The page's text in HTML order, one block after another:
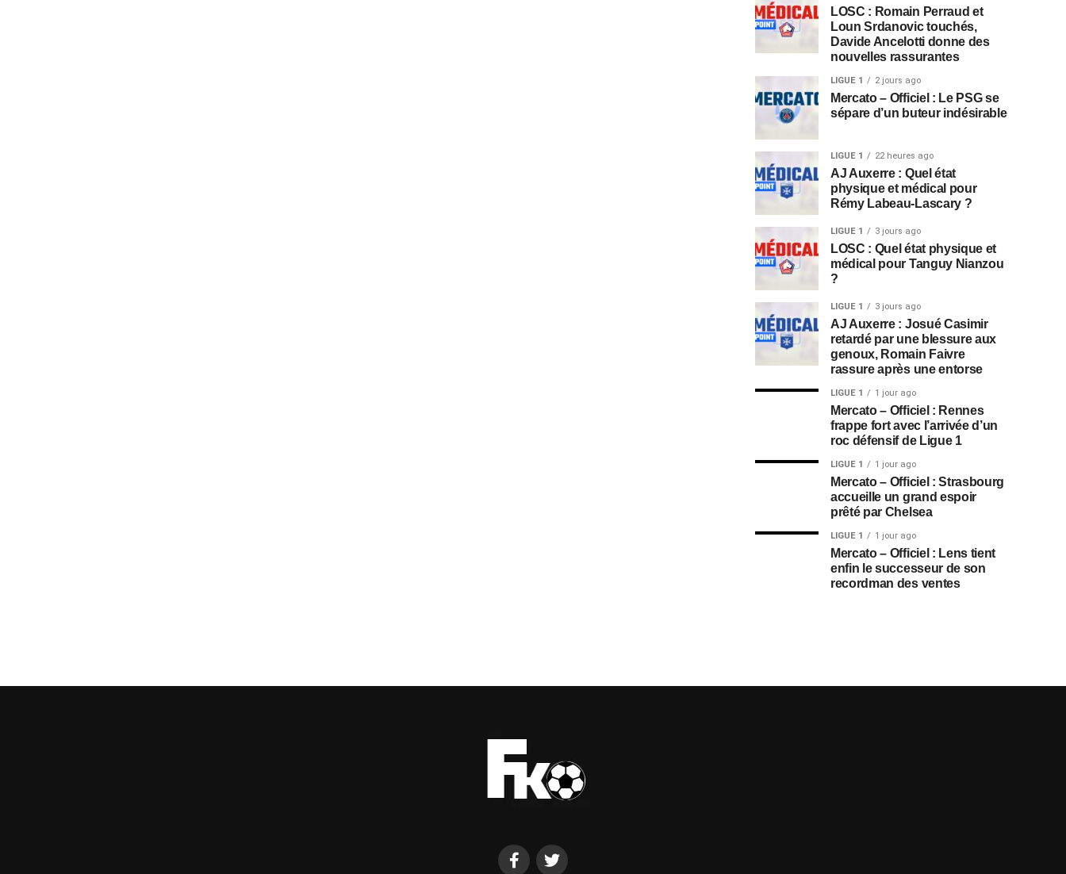
LOSC : Romain Perraud et
Loun Srdanovic touchés,
Davide Ancelotti donne des
nouvelles rassurantes
LIGUE 1 2 jours ago
Mercato – Officiel : Le PSG se
sépare d’un buteur indésirable
LIGUE 1 22 heures ago
AJ Auxerre : Quel état
physique et médical pour
Rémy Labeau-Lascary ?
LIGUE 1 3 jours ago
LOSC : Quel état physique et
médical pour Tanguy Nianzou
?
LIGUE 1 3 jours ago
AJ Auxerre : Josué Casimir
retardé par une blessure aux
genoux, Romain Faivre
rassure après une entorse
LIGUE 1 1 jour ago
Mercato – Officiel : Rennes
frappe fort avec l’arrivée d’un
roc défensif de Ligue 1
LIGUE 1 1 jour ago
Mercato – Officiel : Strasbourg
accueille un grand espoir
prêté par Chelsea
LIGUE 1 1 jour ago
Mercato – Officiel : Lens tient
enfin le successeur de son
recordman des ventes